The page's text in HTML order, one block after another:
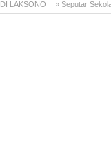
LAKSONO » Seputar